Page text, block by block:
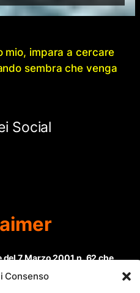
Consenso
mio, impara a cercare
sembra che venga
Social
7 Marzo 2001 n. 62 che
di “Informazione